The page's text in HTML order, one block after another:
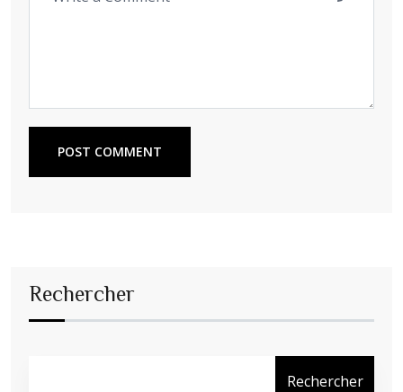
POST COMMENT
Rechercher
Rechercher